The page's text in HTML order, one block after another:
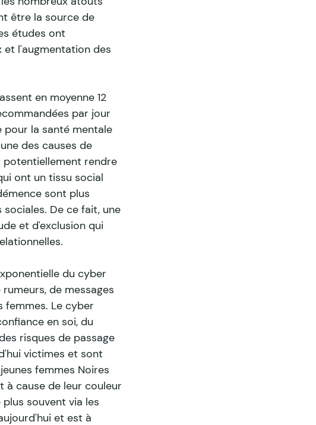
être la source de
études ont
l'augmentation des
en moyenne 12
par jour
pour la santé mentale
des causes de
potentiellement rendre
ont un tissu social
sont plus
De ce fait, une
et d'exclusion qui
du cyber
de messages
Le cyber
en soi, du
risques de passage
victimes et sont
femmes Noires
cause de leur couleur
souvent via les
et est à